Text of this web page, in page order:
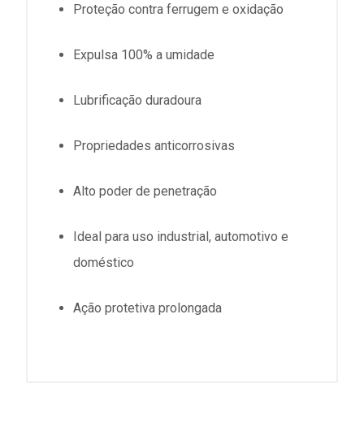
Proteção contra ferrugem e oxidação
Expulsa 100% a umidade
Lubrificação duradoura
Propriedades anticorrosivas
Alto poder de penetração
Ideal para uso industrial, automotivo e
doméstico
Ação protetiva prolongada